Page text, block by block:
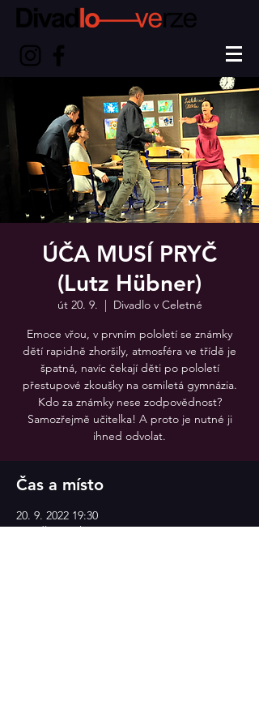
ÚČA MUSÍ PRYČ
(Lutz Hübner)
út 20. 9.
  |
Divadlo v Celetné
Emoce vřou, v prvním pololetí se známky
dětí rapidně zhoršily, atmosféra ve třídě je
špatná, navíc čekají děti po pololetí
přestupové zkoušky na osmiletá gymnázia.
Kdo za známky nese zodpovědnost?
Samozřejmě učitelka! A proto je nutné ji
Čas a místo
20. 9. 2022 19:30
Divadlo v Celetné